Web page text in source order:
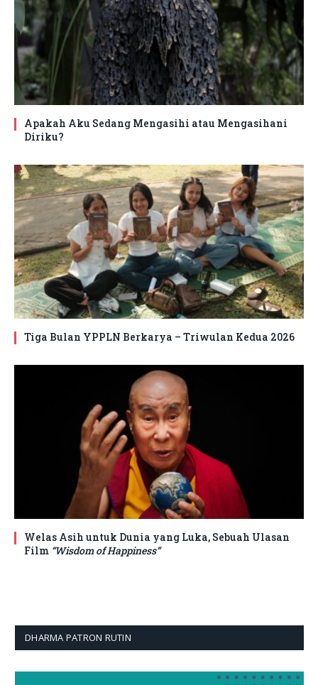
Apakah Aku Sedang Mengasihi atau Mengasihani
Diriku?
Tiga Bulan YPPLN Berkarya – Triwulan Kedua 2026
Welas Asih untuk Dunia yang Luka, Sebuah Ulasan
Film “Wisdom of Happiness”
DHARMA PATRON RUTIN